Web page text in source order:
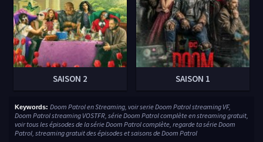
SAISON 2 SAISON 1
Keywords: Doom Patrol en Streaming, voir serie Doom Patrol streaming VF,
Doom Patrol streaming VOSTFR, série Doom Patrol complète en streaming gratuit,
voir tous les épisodes de la série Doom Patrol complète, regarde ta série Doom
Patrol, streaming gratuit des épisodes et saisons de Doom Patrol